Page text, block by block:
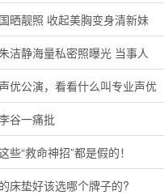
晒靓照 收起美胸变身清新妹
洁静海量私密照曝光 当事人
优公演，看看什么叫专业声优
谷一痛批
些“救命神招”都是假的！
床垫好该选哪个牌子的?